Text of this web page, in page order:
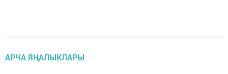
АРЧА ЯҢАЛЫКЛАРЫ